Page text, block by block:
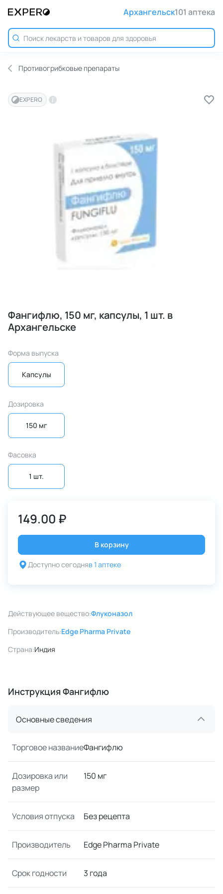
Архангельск101 аптека
Противогрибковые препараты
EXPERO
Фангифлю, 150 мг, капсулы, 1 шт. в
Архангельске
Форма выпуска
Капсулы
Дозировка
150 мг
Фасовка
1 шт.
149.00 ₽
В корзину
Доступно сегодняв 1 аптеке
Действующее вещество:Флуконазол
Производитель:Edge Pharma Private
Страна:Индия
Инструкция Фангифлю
Основные сведения
Торговое названиеФангифлю
Дозировка или
размер
150 мг
Условия отпуска Без рецепта
Производитель Edge Pharma Private
Срок годности 3 года